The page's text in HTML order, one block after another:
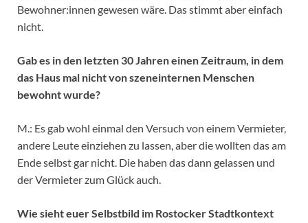
Bewohner:innen gewesen wäre. Das stimmt aber einfach
nicht.
Gab es in den letzten 30 Jahren einen Zeitraum, in dem
das Haus mal nicht von szeneinternen Menschen
bewohnt wurde?
M.: Es gab wohl einmal den Versuch von einem Vermieter,
andere Leute einziehen zu lassen, aber die wollten das am
Ende selbst gar nicht. Die haben das dann gelassen und
der Vermieter zum Glück auch.
Wie sieht euer Selbstbild im Rostocker Stadtkontext